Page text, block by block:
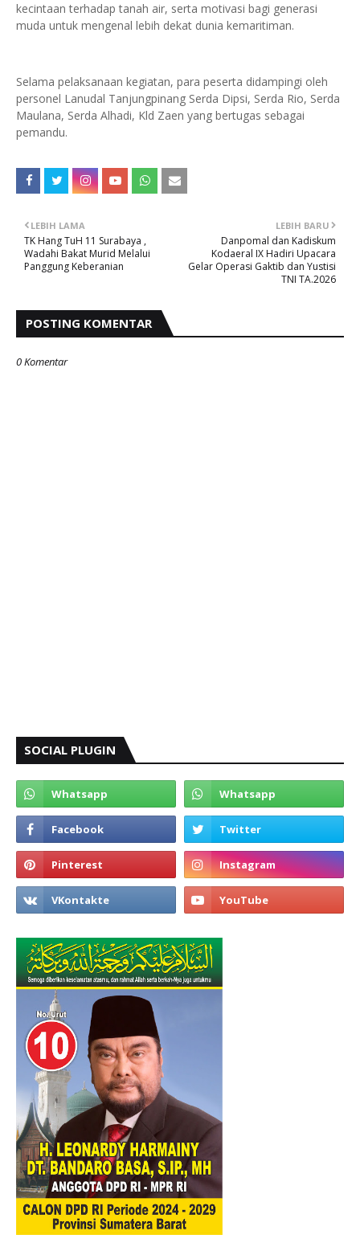
kecintaan terhadap tanah air, serta motivasi bagi generasi
muda untuk mengenal lebih dekat dunia kemaritiman.
Selama pelaksanaan kegiatan, para peserta didampingi oleh
personel Lanudal Tanjungpinang Serda Dipsi, Serda Rio, Serda
Maulana, Serda Alhadi, Kld Zaen yang bertugas sebagai
pemandu.
LEBIH BARU
Danpomal dan Kadiskum
Kodaeral IX Hadiri Upacara
Gelar Operasi Gaktib dan Yustisi
TNI TA.2026
LEBIH LAMA
TK Hang TuH 11 Surabaya ,
Wadahi Bakat Murid Melalui
Panggung Keberanian
POSTING KOMENTAR
0 Komentar
SOCIAL PLUGIN